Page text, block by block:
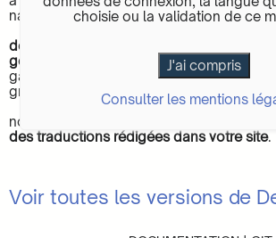
navigateurs, il est installable semi-
des images dans un dossier sans passer
gestionnaire de fichier
, et de les afficher
galerie, l'envoi est possible en connexion
groupe éditeur, il est installable
- Bonus -> Modules : mise à jour des
nouvelle gestion des cookies,
elle est à
des traductions rédigées dans votre site.
Voir toutes les versions de
choisie ou la validation de ce
Consulter les mentions